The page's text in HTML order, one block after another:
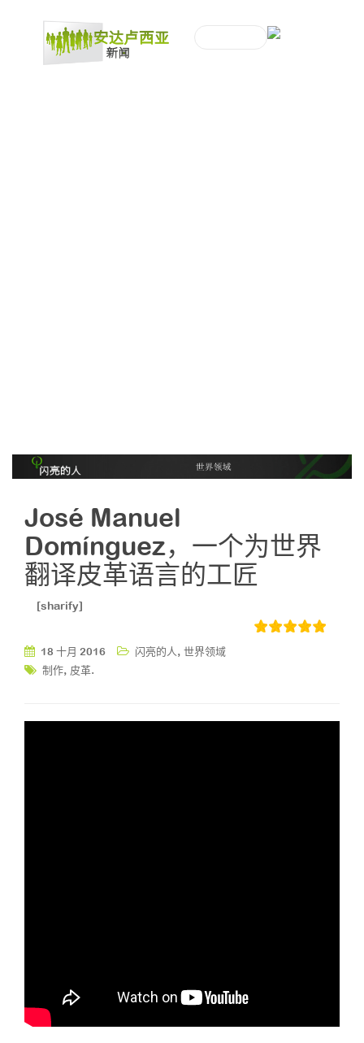
José Manuel
Domínguez，一个为世界
翻译皮革语言的工匠
[sharify]
18 十月 2016 闪亮的人, 世界领域
制作, 皮革.